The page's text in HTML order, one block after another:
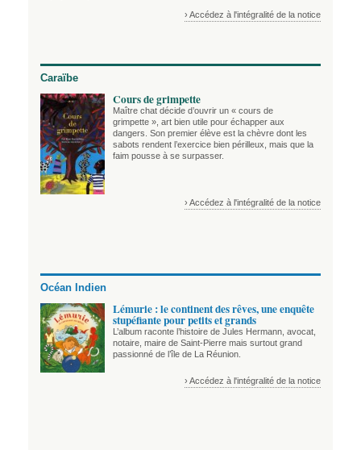
› Accédez à l'intégralité de la notice
Caraïbe
Cours de grimpette
Maître chat décide d’ouvrir un « cours de
grimpette », art bien utile pour échapper aux
dangers. Son premier élève est la chèvre dont les
sabots rendent l’exercice bien périlleux, mais que la
faim pousse à se surpasser.
› Accédez à l'intégralité de la notice
Océan Indien
Lémurie : le continent des rêves, une enquête
stupéfiante pour petits et grands
L’album raconte l’histoire de Jules Hermann, avocat,
notaire, maire de Saint-Pierre mais surtout grand
passionné de l’île de La Réunion.
› Accédez à l'intégralité de la notice